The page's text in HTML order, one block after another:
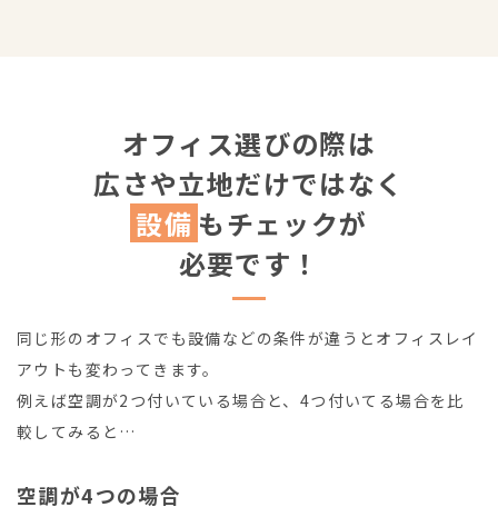
オフィス選びの際は
広さや立地だけではなく
設備 もチェックが
必要です！
同じ形のオフィスでも設備などの条件が違うとオフィスレイ
アウトも変わってきます。
例えば空調が2つ付いている場合と、4つ付いてる場合を比
較してみると…
空調が4つの場合